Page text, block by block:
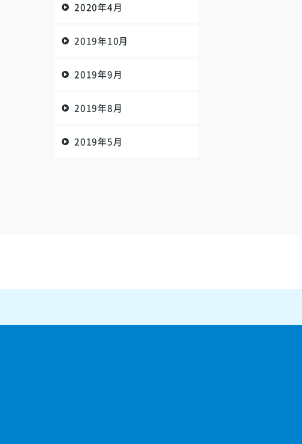
2020年4月
2019年10月
2019年9月
2019年8月
2019年5月